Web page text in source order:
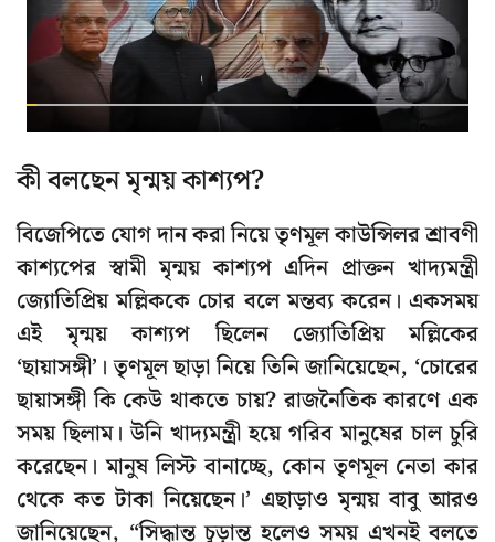
কী বলছেন মৃন্ময় কাশ্যপ?
বিজেপিতে যোগ দান করা নিয়ে তৃণমূল কাউন্সিলর শ্রাবণী
কাশ্যপের স্বামী মৃন্ময় কাশ্যপ এদিন প্রাক্তন খাদ্যমন্ত্রী
জ্যোতিপ্রিয় মল্লিককে চোর বলে মন্তব্য করেন। একসময়
এই মৃন্ময় কাশ্যপ ছিলেন জ্যোতিপ্রিয় মল্লিকের
‘ছায়াসঙ্গী’। তৃণমূল ছাড়া নিয়ে তিনি জানিয়েছেন, ‘চোরের
ছায়াসঙ্গী কি কেউ থাকতে চায়? রাজনৈতিক কারণে এক
সময় ছিলাম। উনি খাদ্যমন্ত্রী হয়ে গরিব মানুষের চাল চুরি
করেছেন। মানুষ লিস্ট বানাচ্ছে, কোন তৃণমূল নেতা কার
থেকে কত টাকা নিয়েছেন।’ এছাড়াও মৃন্ময় বাবু আরও
জানিয়েছেন, “সিদ্ধান্ত চূড়ান্ত হলেও সময় এখনই বলতে